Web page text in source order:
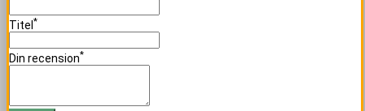
Titel *
Din recension*